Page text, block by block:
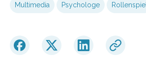
Multimedia Psychologe Rollenspiel